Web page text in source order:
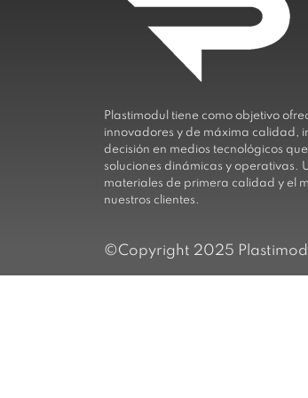
Plastimodul tiene como objetivo
innovadores y de máxima calidad,
decisión en medios tecnológicos
soluciones dinámicas y operativas.
materiales de primera calidad y el
nuestros clientes.
©Copyright 2025